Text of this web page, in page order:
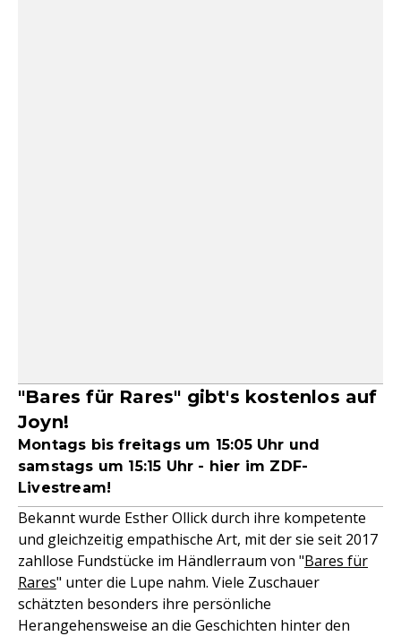
"Bares für Rares" gibt's kostenlos auf
Joyn!
Montags bis freitags um 15:05 Uhr und
samstags um 15:15 Uhr - hier im ZDF-
Livestream!
Bekannt wurde Esther Ollick durch ihre kompetente
und gleichzeitig empathische Art, mit der sie seit 2017
zahllose Fundstücke im Händlerraum von "Bares für
Rares" unter die Lupe nahm. Viele Zuschauer
schätzten besonders ihre persönliche
Herangehensweise an die Geschichten hinter den